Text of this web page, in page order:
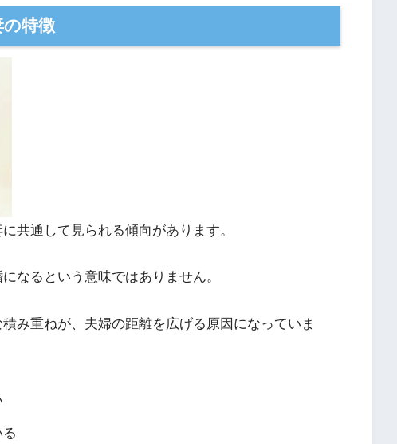
特徴
共通して見られる傾向があります。
なるという意味ではありません。
み重ねが、夫婦の距離を広げる原因になっていま